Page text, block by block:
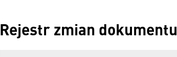
Rejestr zmian dokumentu